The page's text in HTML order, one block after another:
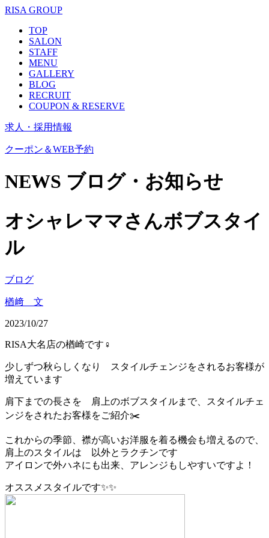
RISA GROUP
TOP
SALON
STAFF
MENU
GALLERY
BLOG
RECRUIT
COUPON & RESERVE
求人・採用情報
クーポン＆WEB予約
NEWS ブログ・お知らせ
オシャレママさんボブスタイ
ル
ブログ
楢﨑 文
2023/10/27
RISA大名店の楢崎です‍♀️
少しずつ秋らしくなり スタイルチェンジをされるお客様が
増えています
肩下までの長さを 肩上のボブスタイルまで、スタイルチェ
ンジをされたお客様をご紹介✂️
これからの季節、襟が高いお洋服を着る機会も増えるので、
肩上のスタイルは 以外とラクチンです
アイロンで外ハネにも出来、アレンジもしやすいですよ！
オススメスタイルです✨✨